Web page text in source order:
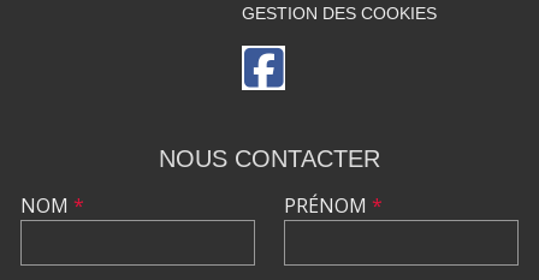
GESTION DES COOKIES
NOUS CONTACTER
NOM * PRÉNOM *